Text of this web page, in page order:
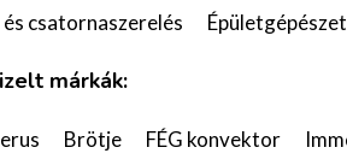
csatornaszerelés
márkák:
Brötje FÉG konvektor